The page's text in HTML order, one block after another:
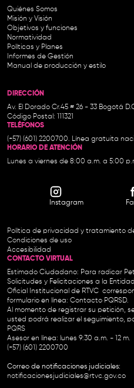
Quiénes Somos
Misión y Visión
Objetivos y funciones
Normatividad
Políticas y Planes
Informes de Gestión
Manual de producción y estilo
DIRECCIÓN
Av. El Dorado Cr.45 # 26 - 33 Bogotá
Código Postal: 111321
TELÉFONOS
(+57) (601) 2200700. Línea gratuita
HORARIO DE ATENCIÓN
Lunes a viernes de 8:00 a.m. a 5:00
Instagram
Política de privacidad y tratamiento
Condiciones de uso
Accesibilidad
CONTACTO VIRTUAL
Estimado Ciudadano: Para radicar
Solicitudes y Felicitaciones a la
Oficial Institucional de RTVC
formulario en línea: Contacto PQRSD.
Al momento de registrar su petición,
usted podrá realizar el seguimiento,
PQRS
Asesor en línea: lunes 9:30 a.m. - 12 m.
(+57) (601) 2200700
Correo de notificaciones judiciales:
notificacionesjudiciales@rtvc.gov.co